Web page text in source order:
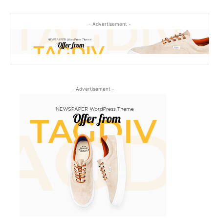
- Advertisement -
- Advertisement -